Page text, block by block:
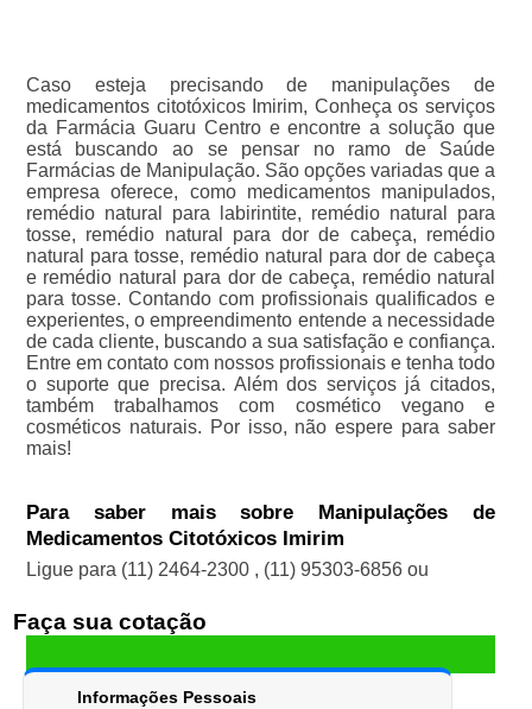
Caso esteja precisando de manipulações de
medicamentos citotóxicos Imirim, Conheça os serviços
da Farmácia Guaru Centro e encontre a solução que
está buscando ao se pensar no ramo de Saúde
Farmácias de Manipulação. São opções variadas que a
empresa oferece, como medicamentos manipulados,
remédio natural para labirintite, remédio natural para
tosse, remédio natural para dor de cabeça, remédio
natural para tosse, remédio natural para dor de cabeça
e remédio natural para dor de cabeça, remédio natural
para tosse. Contando com profissionais qualificados e
experientes, o empreendimento entende a necessidade
de cada cliente, buscando a sua satisfação e confiança.
Entre em contato com nossos profissionais e tenha todo
o suporte que precisa. Além dos serviços já citados,
também trabalhamos com cosmético vegano e
cosméticos naturais. Por isso, não espere para saber
mais!
Para saber mais sobre Manipulações de
Medicamentos Citotóxicos Imirim
Ligue para (11) 2464-2300 , (11) 95303-6856 ou
Faça sua cotação
Informações Pessoais